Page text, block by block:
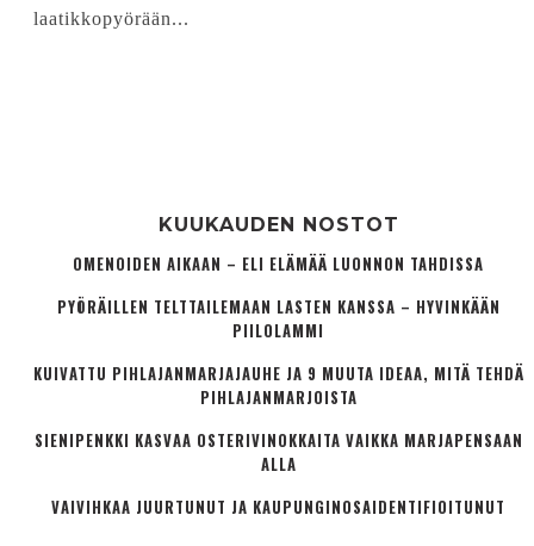
laatikkopyörään...
KUUKAUDEN NOSTOT
OMENOIDEN AIKAAN – ELI ELÄMÄÄ LUONNON TAHDISSA
PYÖRÄILLEN TELTTAILEMAAN LASTEN KANSSA – HYVINKÄÄN
PIILOLAMMI
KUIVATTU PIHLAJANMARJAJAUHE JA 9 MUUTA IDEAA, MITÄ TEHDÄ
PIHLAJANMARJOISTA
SIENIPENKKI KASVAA OSTERIVINOKKAITA VAIKKA MARJAPENSAAN
ALLA
VAIVIHKAA JUURTUNUT JA KAUPUNGINOSA­IDENTIFIOITUNUT